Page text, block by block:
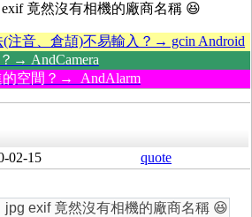
竟然沒有相機的廠商名稱 😆
注音、倉頡)不易輸入？→ gcin Android
→ AndCamera
的空間？→ AndAlarm
02-15 quote
jpg exif 竟然沒有相機的廠商名稱 😆